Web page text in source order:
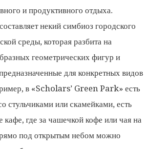
и продуктивного отдыха.
некий симбиоз городского
среды, которая разбита на
геометрических фигур и
для конкретных видов
в «Scholars’ Green Park» есть
стульчиками или скамейками, есть
кафе, где за чашечкой кофе или чая на
под открытым небом можно